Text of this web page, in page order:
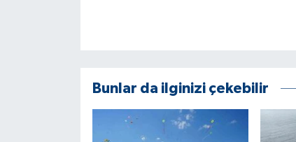
Bunlar da ilginizi çekebilir